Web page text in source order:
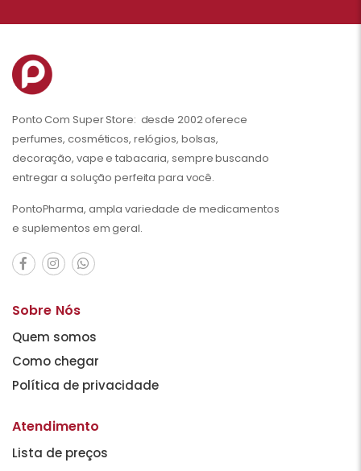
Ponto Com Super Store: desde 2002 oferece
perfumes, cosméticos, relógios, bolsas,
decoração, vape e tabacaria, sempre buscando
entregar a solução perfeita para você.
PontoPharma, ampla variedade de medicamentos
e suplementos em geral.
Sobre Nós
Quem somos
Como chegar
Política de privacidade
Atendimento
Lista de preços